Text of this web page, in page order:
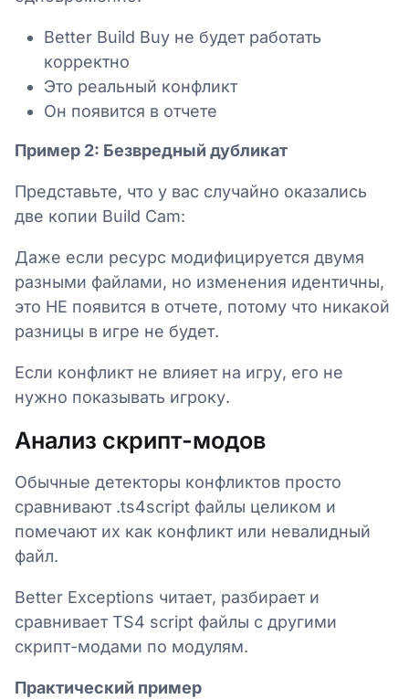
Better Build Buy не будет работать
корректно
Это реальный конфликт
Он появится в отчете
Пример 2: Безвредный дубликат
Представьте, что у вас случайно оказались
две копии Build Cam:
Даже если ресурс модифицируется двумя
разными файлами, но изменения идентичны,
это НЕ появится в отчете, потому что никакой
разницы в игре не будет.
Если конфликт не влияет на игру, его не
нужно показывать игроку.
Анализ скрипт-модов
Обычные детекторы конфликтов просто
сравнивают .ts4script файлы целиком и
помечают их как конфликт или невалидный
файл.
Better Exceptions читает, разбирает и
сравнивает TS4 script файлы с другими
скрипт-модами по модулям.
Практический пример